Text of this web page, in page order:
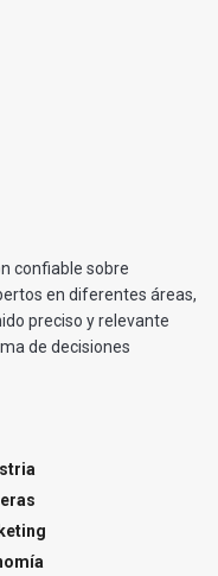
confiable sobre
en diferentes áreas,
preciso y relevante
de decisiones